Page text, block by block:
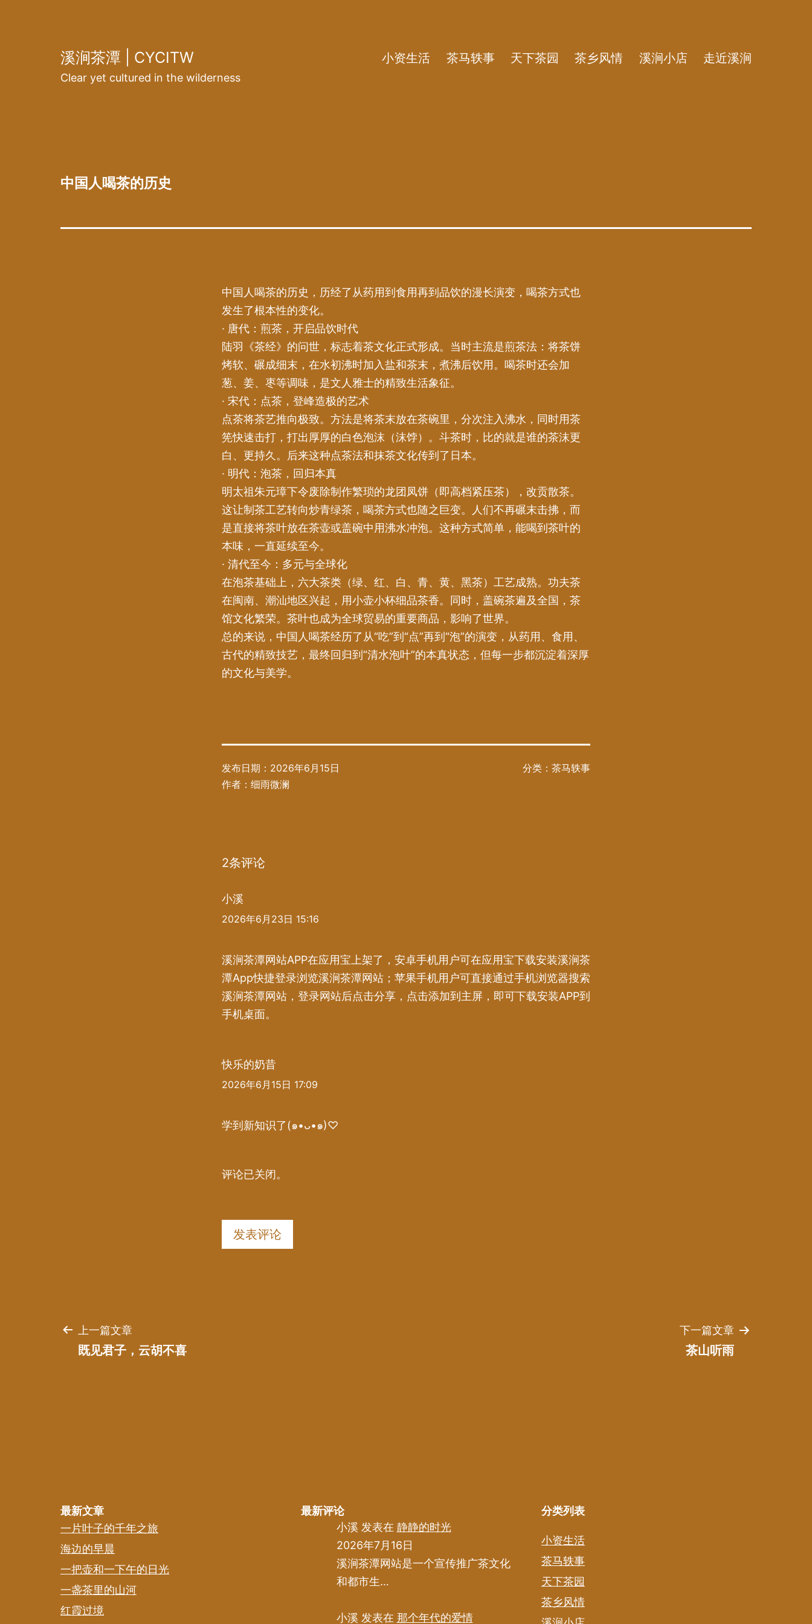
溪涧茶潭 | CYCITW
Clear yet cultured in the wilderness
小资生活 茶马轶事 天下茶园 茶乡风情 溪涧小店 走近溪涧
中国人喝茶的历史
中国人喝茶的历史，历经了从药用到食用再到品饮的漫长演变，喝茶方式也
发生了根本性的变化。
· 唐代：煎茶，开启品饮时代
陆羽《茶经》的问世，标志着茶文化正式形成。当时主流是煎茶法：将茶饼
烤软、碾成细末，在水初沸时加入盐和茶末，煮沸后饮用。喝茶时还会加
葱、姜、枣等调味，是文人雅士的精致生活象征。
· 宋代：点茶，登峰造极的艺术
点茶将茶艺推向极致。方法是将茶末放在茶碗里，分次注入沸水，同时用茶
筅快速击打，打出厚厚的白色泡沫（沫饽）。斗茶时，比的就是谁的茶沫更
白、更持久。后来这种点茶法和抹茶文化传到了日本。
· 明代：泡茶，回归本真
明太祖朱元璋下令废除制作繁琐的龙团凤饼（即高档紧压茶），改贡散茶。
这让制茶工艺转向炒青绿茶，喝茶方式也随之巨变。人们不再碾末击拂，而
是直接将茶叶放在茶壶或盖碗中用沸水冲泡。这种方式简单，能喝到茶叶的
本味，一直延续至今。
· 清代至今：多元与全球化
在泡茶基础上，六大茶类（绿、红、白、青、黄、黑茶）工艺成熟。功夫茶
在闽南、潮汕地区兴起，用小壶小杯细品茶香。同时，盖碗茶遍及全国，茶
馆文化繁荣。茶叶也成为全球贸易的重要商品，影响了世界。
总的来说，中国人喝茶经历了从“吃”到“点”再到“泡”的演变，从药用、食用、
古代的精致技艺，最终回归到“清水泡叶”的本真状态，但每一步都沉淀着深厚
的文化与美学。
发布日期： 2026年6月15日
作者： 细雨微澜
分类： 茶马轶事
2条评论
小溪
2026年6月23日 15:16
溪涧茶潭网站APP在应用宝上架了，安卓手机用户可在应用宝下载安装溪涧茶
潭App快捷登录浏览溪涧茶潭网站；苹果手机用户可直接通过手机浏览器搜索
溪涧茶潭网站，登录网站后点击分享，点击添加到主屏，即可下载安装APP到
手机桌面。
快乐的奶昔
2026年6月15日 17:09
学到新知识了(๑•ᴗ•๑)♡
评论已关闭。
发表评论
文上一篇文章
既见君子，云胡不喜
下一篇文章
茶山听雨
最新文章
一片叶子的千年之旅
海边的早晨
一把壶和一下午的日光
一盏茶里的山河
红霞过境
最新评论
小溪 发表在 静静的时光
2026年7月16日
溪涧茶潭网站是一个宣传推广茶文化
和都市生…
小溪 发表在 那个年代的爱情
分类列表
小资生活
茶马轶事
天下茶园
茶乡风情